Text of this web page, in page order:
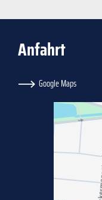
Anfahrt
Google Maps